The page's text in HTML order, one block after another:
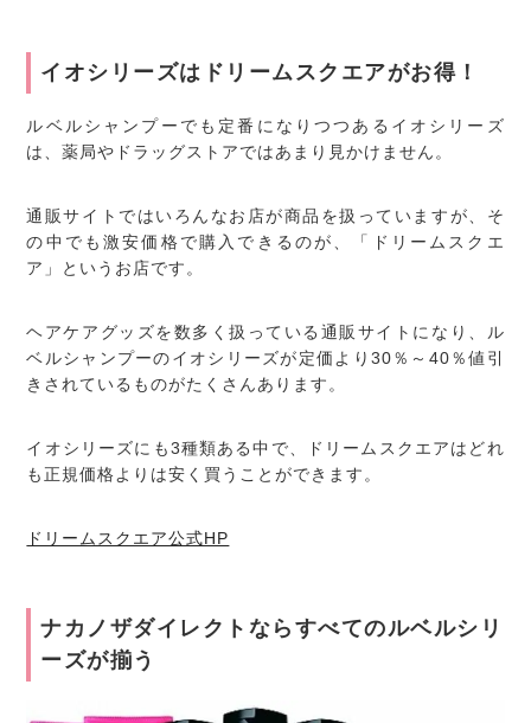
イオシリーズはドリームスクエアがお得！
ルベルシャンプーでも定番になりつつあるイオシリーズ
は、薬局やドラッグストアではあまり見かけません。
通販サイトではいろんなお店が商品を扱っていますが、そ
の中でも激安価格で購入できるのが、「ドリームスクエ
ア」というお店です。
ヘアケアグッズを数多く扱っている通販サイトになり、ル
ベルシャンプーのイオシリーズが定価より30％～40％値引
きされているものがたくさんあります。
イオシリーズにも3種類ある中で、ドリームスクエアはどれ
も正規価格よりは安く買うことができます。
ドリームスクエア公式HP
ナカノザダイレクトならすべてのルベルシリ
ーズが揃う